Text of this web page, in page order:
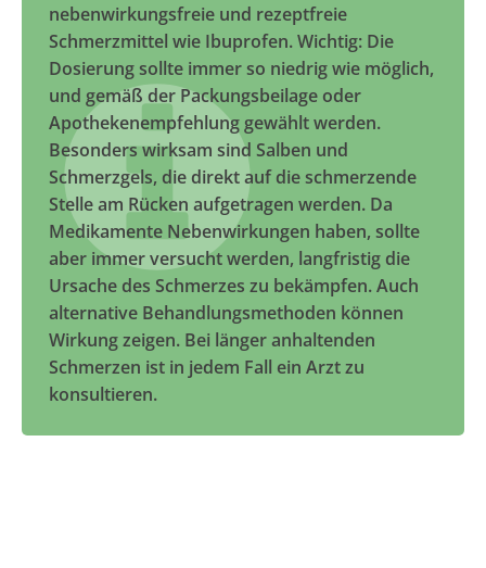
nebenwirkungsfreie und rezeptfreie
Schmerzmittel wie Ibuprofen. Wichtig: Die
Dosierung sollte immer so niedrig wie möglich,
und gemäß der Packungsbeilage oder
Apothekenempfehlung gewählt werden.
Besonders wirksam sind Salben und
Schmerzgels, die direkt auf die schmerzende
Stelle am Rücken aufgetragen werden. Da
Medikamente Nebenwirkungen haben, sollte
aber immer versucht werden, langfristig die
Ursache des Schmerzes zu bekämpfen. Auch
alternative Behandlungsmethoden können
Wirkung zeigen. Bei länger anhaltenden
Schmerzen ist in jedem Fall ein Arzt zu
konsultieren.